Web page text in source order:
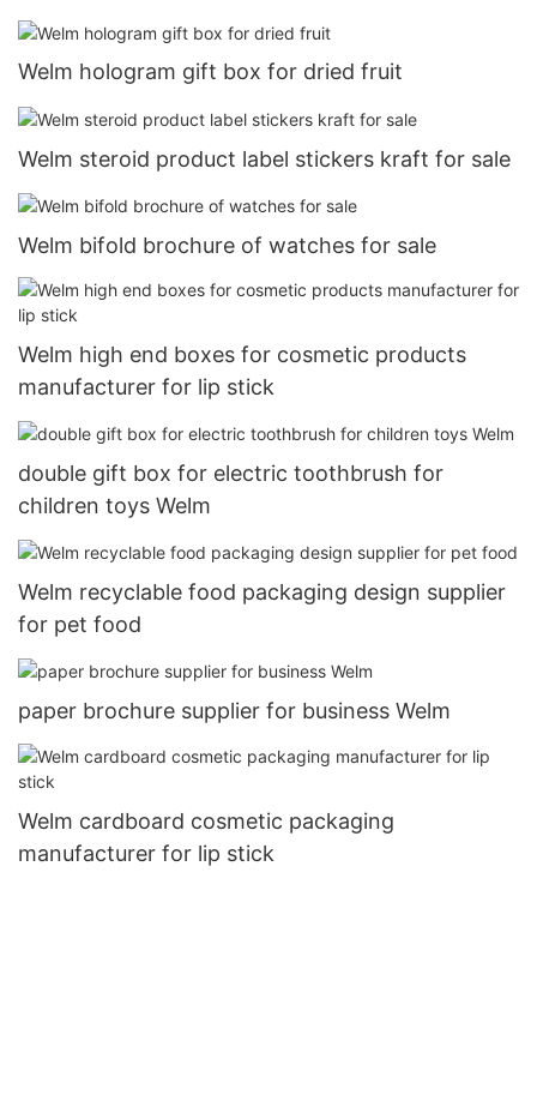
Welm hologram gift box for dried fruit
Welm steroid product label stickers kraft for sale
Welm bifold brochure of watches for sale
Welm high end boxes for cosmetic products
manufacturer for lip stick
double gift box for electric toothbrush for
children toys Welm
Welm recyclable food packaging design supplier
for pet food
paper brochure supplier for business Welm
Welm cardboard cosmetic packaging
manufacturer for lip stick